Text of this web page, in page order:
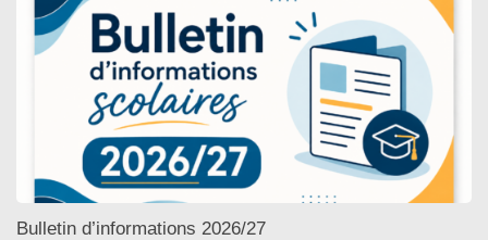
Bulletin d’informations 2026/27